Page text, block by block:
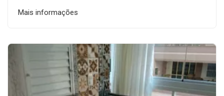
Mais informações